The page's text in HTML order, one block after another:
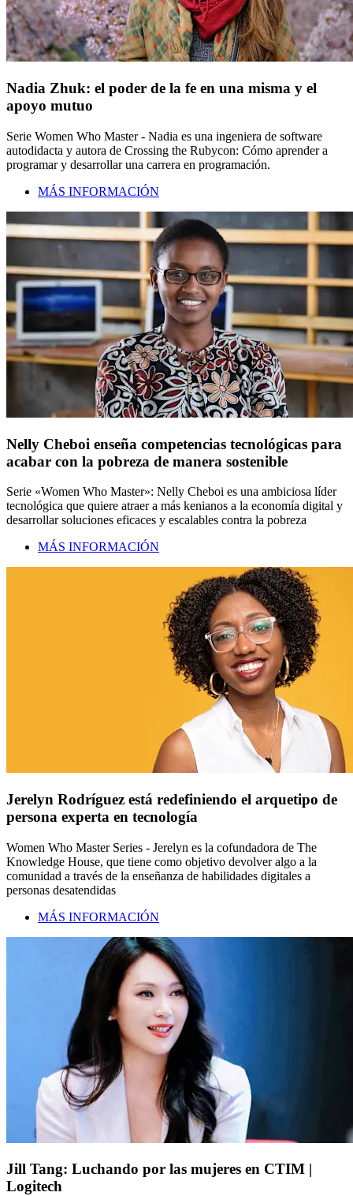
Nadia Zhuk: el poder de la fe en una misma y el
apoyo mutuo
Serie Women Who Master - Nadia es una ingeniera de software
autodidacta y autora de Crossing the Rubycon: Cómo aprender a
programar y desarrollar una carrera en programación.
MÁS INFORMACIÓN
Nelly Cheboi enseña competencias tecnológicas para
acabar con la pobreza de manera sostenible
Serie «Women Who Master»: Nelly Cheboi es una ambiciosa líder
tecnológica que quiere atraer a más kenianos a la economía digital y
desarrollar soluciones eficaces y escalables contra la pobreza
MÁS INFORMACIÓN
Jerelyn Rodríguez está redefiniendo el arquetipo de
persona experta en tecnología
Women Who Master Series - Jerelyn es la cofundadora de The
Knowledge House, que tiene como objetivo devolver algo a la
comunidad a través de la enseñanza de habilidades digitales a
personas desatendidas
MÁS INFORMACIÓN
Jill Tang: Luchando por las mujeres en CTIM |
Logitech